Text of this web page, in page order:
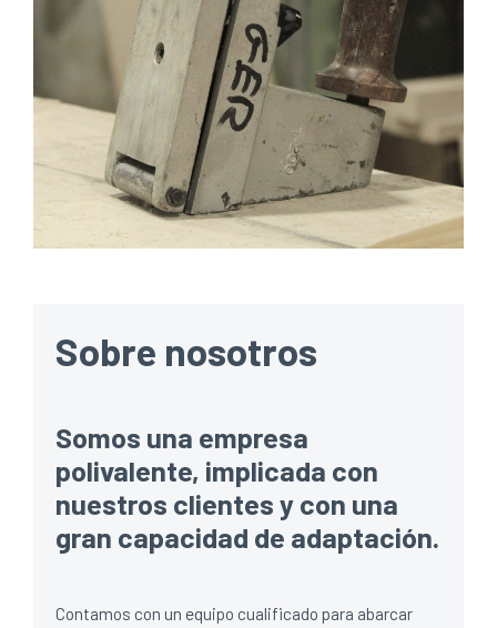
Sobre nosotros
Somos una empresa
polivalente, implicada con
nuestros clientes y con una
gran capacidad de adaptación.
Contamos con un equipo cualificado para abarcar